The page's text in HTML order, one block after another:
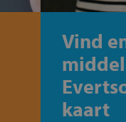
Vind
kaart